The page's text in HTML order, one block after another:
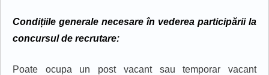
Condițiile generale necesare în vederea participăriila
concursul de recrutare:
Poate ocupa un post vacant sau temporar vacant